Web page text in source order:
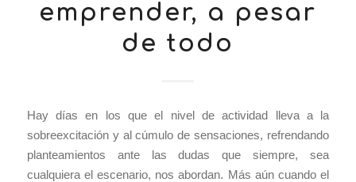
emprender, a pesar
de todo
Hay días en los que el nivel de actividad lleva a la
sobreexcitación y al cúmulo de sensaciones, refrendando
planteamientos ante las dudas que siempre, sea
cualquiera el escenario, nos abordan. Más aún cuando el